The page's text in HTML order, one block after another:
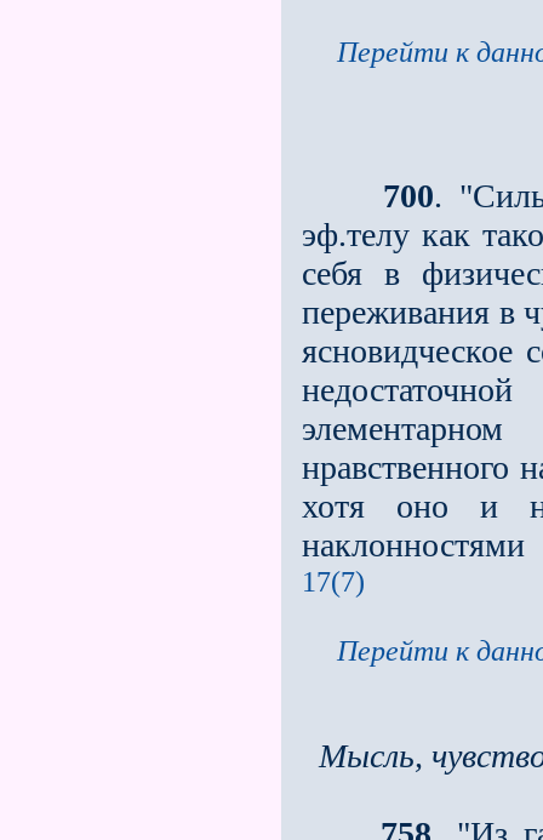
Перейти к
700.
эф.телу как
себя в
переживания в
ясновидческое
нравственного
хотя оно и
17(7)
Перейти к
Мысль,